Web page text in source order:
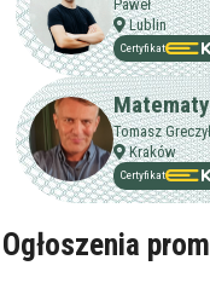
Maksymalna
Zakres
Nauczanie
Szkoła
Miejsce
Paweł
Lublin
Certyfikat
Tomasz
Kraków
Certyfikat
Ogłoszenia